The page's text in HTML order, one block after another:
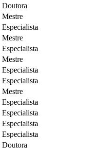
Doutora
Mestre
Especialista
Mestre
Especialista
Mestre
Especialista
Especialista
Mestre
Especialista
Especialista
Especialista
Especialista
Doutora